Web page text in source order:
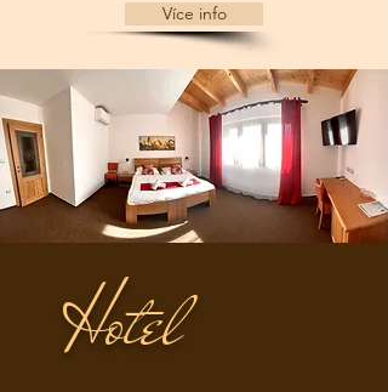
Více info
Hotel